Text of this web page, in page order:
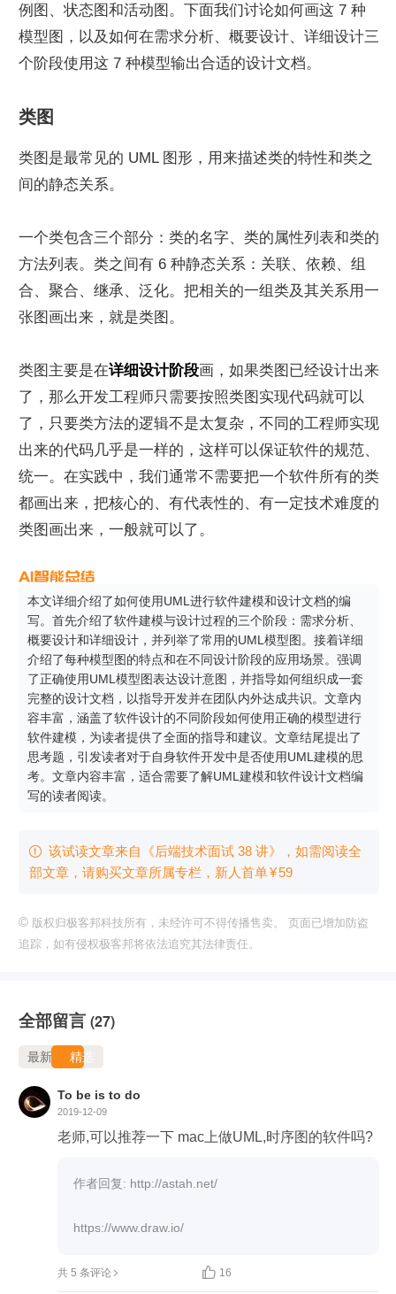
例图、状态图和活动图。下面我们讨论如何画这 7 种
模型图，以及如何在需求分析、概要设计、详细设计三
个阶段使用这 7 种模型输出合适的设计文档。
类图
类图是最常见的 UML 图形，用来描述类的特性和类之
间的静态关系。
一个类包含三个部分：类的名字、类的属性列表和类的
方法列表。类之间有 6 种静态关系：关联、依赖、组
合、聚合、继承、泛化。把相关的一组类及其关系用一
张图画出来，就是类图。
类图主要是在详细设计阶段画，如果类图已经设计出来
了，那么开发工程师只需要按照类图实现代码就可以
了，只要类方法的逻辑不是太复杂，不同的工程师实现
出来的代码几乎是一样的，这样可以保证软件的规范、
统一。在实践中，我们通常不需要把一个软件所有的类
都画出来，把核心的、有代表性的、有一定技术难度的
类图画出来，一般就可以了。
本文详细介绍了如何使用UML进行软件建模和设计文档的编
写。首先介绍了软件建模与设计过程的三个阶段：需求分析、
概要设计和详细设计，并列举了常用的UML模型图。接着详细
介绍了每种模型图的特点和在不同设计阶段的应用场景。强调
了正确使用UML模型图表达设计意图，并指导如何组织成一套
完整的设计文档，以指导开发并在团队内外达成共识。文章内
容丰富，涵盖了软件设计的不同阶段如何使用正确的模型进行
软件建模，为读者提供了全面的指导和建议。文章结尾提出了
思考题，引发读者对于自身软件开发中是否使用UML建模的思
考。文章内容丰富，适合需要了解UML建模和软件设计文档编
写的读者阅读。
 该试读文章来自《后端技术面试 38 讲》，如需阅读全
部文章，请购买文章所属专栏 ，新⼈⾸单¥59
© 版权归极客邦科技所有，未经许可不得传播售卖。 页面已增加防盗
追踪，如有侵权极客邦将依法追究其法律责任。
全部留言 (27)
最新 精选
To be is to do
2019-12-09
老师,可以推荐一下 mac上做UML,时序图的软件吗?
作者回复: http://astah.net/
https://www.draw.io/
共 5 条评论  16